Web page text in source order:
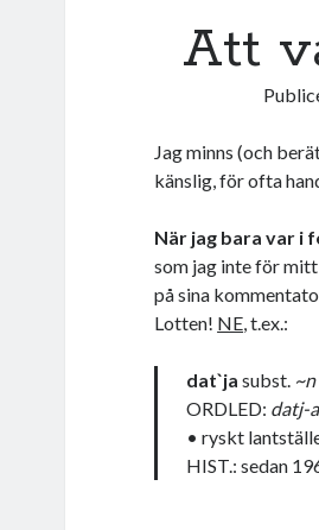
Att
Jag minns (och
känslig, för ofta
När jag bara var i
som jag inte för
på sina
Lotten! NE, t.ex.:
dat`ja subst.
ORDLED: datj-
• ryskt
HIST.: sedan